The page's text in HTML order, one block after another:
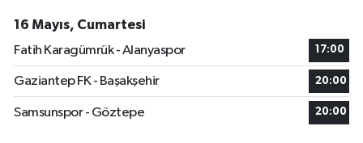
16 Mayıs, Cumartesi
Fatih Karagümrük - Alanyaspor
17:00
Gaziantep FK - Başakşehir 20:00
Samsunspor - Göztepe 20:00